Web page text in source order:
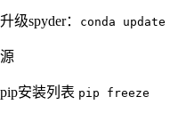
升级spyder： conda
源
pip安装列表 pip freeze